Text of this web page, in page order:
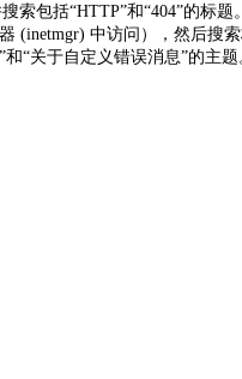
索包括“HTTP”和“404”的标题
(inetmgr) 中访问），然后搜
和“关于自定义错误消息”的主题